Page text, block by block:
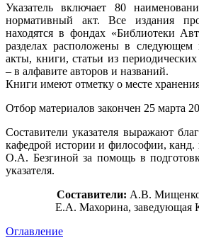
Указатель включает 80
нормативный акт. Все издания
находятся в фондах «Библиотеки
разделах расположены в следующем
акты, книги, статьи из
– в алфавите авторов и названий.
Книги имеют отметку о месте
Отбор материалов закончен 25 марта
Составители указателя выражают
кафедрой истории и философии, канд.
О.А. Безгиной за помощь в
указателя.
Составители: А.В.
Е.А. Махорина, заведующая
Оглавление